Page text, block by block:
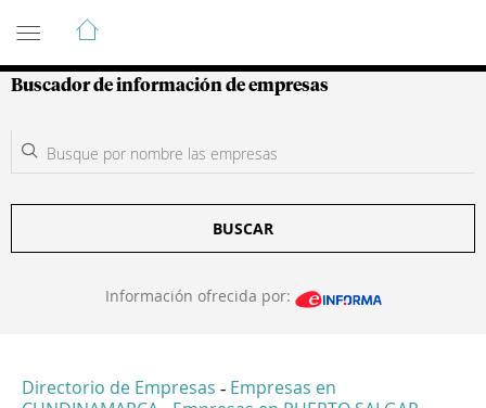
Guía de Empresas Colombianas
Buscador de información de empresas
BUSCAR
Información ofrecida por:
Directorio de Empresas - Empresas en